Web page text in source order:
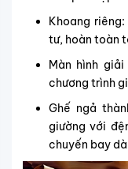
Khoang
tư, hoàn toàn
Màn hình
chương trình
Ghế ngả
giường với
chuyến bay